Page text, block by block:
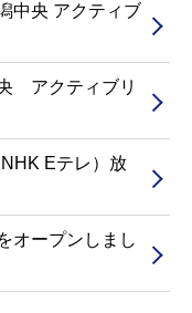
中央 アクティブ
アクティブリ
Eテレ）放
オープンしまし